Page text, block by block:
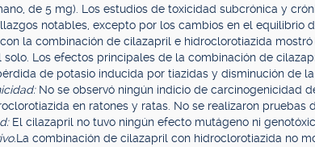
de 5 mg). Los estudios de toxicidad subcrónica y
notables, excepto por los cambios en el equilibrio
la combinación de cilazapril e hidroclorotiazida
Los efectos principales de la combinación de
de potasio inducida por tiazidas y disminución de
No se observó ningún indicio de carcinogenicidad
en ratones y ratas. No se realizaron pruebas
El cilazapril no tuvo ningún efecto mutágeno ni
La combinación de cilazapril con hidroclorotiazida no